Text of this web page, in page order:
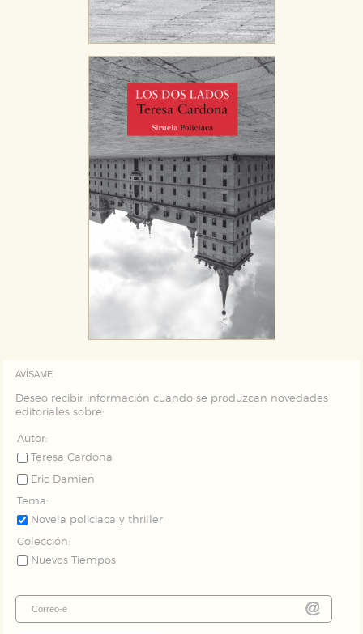
AVÍSAME
Deseo recibir información cuando se produzcan novedades
editoriales sobre:
Autor:
Teresa Cardona
Eric Damien
Tema:
Novela policiaca y thriller
Colección:
Nuevos Tiempos